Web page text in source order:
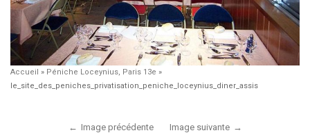
Accueil » Péniche Loceynius, Paris 13e »
le_site_des_peniches_privatisation_peniche_loceynius_diner_assis
Image précédente Image suivante